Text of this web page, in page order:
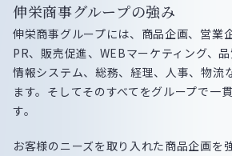
伸栄商事グループの強み
伸栄商事グループには、商品企画、営業
PR、販売促進、WEBマーケティング、品
情報システム、総務、経理、人事、物流
ます。そしてそのすべてをグループで一
す。
お客様のニーズを取り入れた商品企画を